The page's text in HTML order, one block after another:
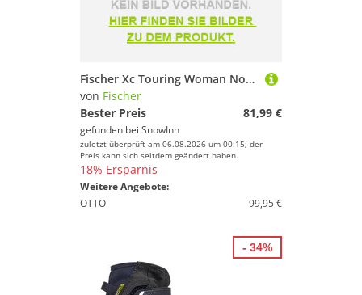
Fischer Xc Touring Woman Nordic Ski Boots Schwarz 26.25 Frau
von Fischer
Bester Preis
81,99 €
gefunden bei SnowInn
zuletzt überprüft am 06.08.2026 um 00:15; der
Preis kann sich seitdem geändert haben.
18% Ersparnis
Weitere Angebote:
OTTO
99,95 €
- 34%